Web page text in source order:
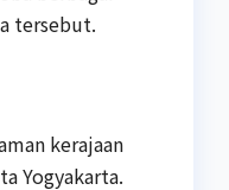
tersebut.
kerajaan
Yogyakarta.